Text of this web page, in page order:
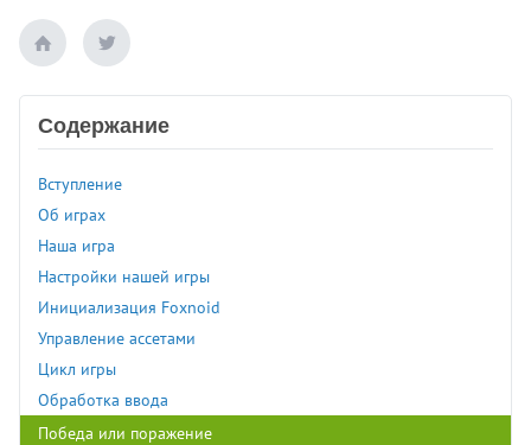
Содержание
Вступление
Об играх
Наша игра
Настройки нашей игры
Инициализация Foxnoid
Управление ассетами
Цикл игры
Обработка ввода
Победа или поражение